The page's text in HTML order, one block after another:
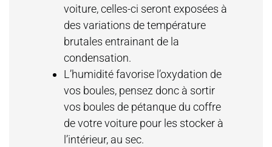
voiture, celles-ci seront exposées à
des variations de température
brutales entrainant de la
condensation.
L’humidité favorise l’oxydation de
vos boules, pensez donc à sortir
vos boules de pétanque du coffre
de votre voiture pour les stocker à
l’intérieur, au sec.